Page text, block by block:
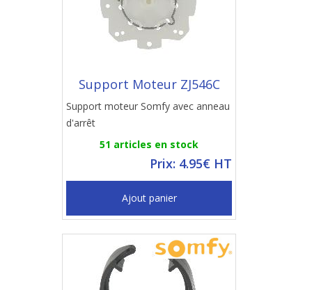
Support Moteur ZJ546C
Support moteur Somfy avec anneau
d'arrêt
51 articles en stock
Prix: 4.95€ HT
Ajout panier